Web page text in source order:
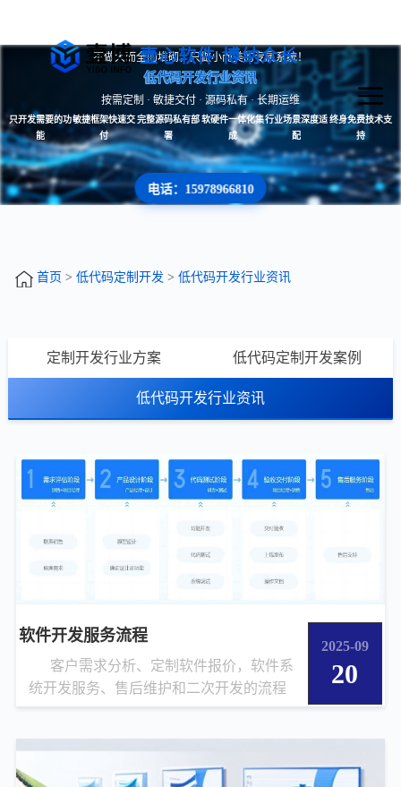
壹心软件 博纳众长
不做大而全的堆砌，只做小而美的专属系统！
低代码开发行业资讯
按需定制 · 敏捷交付 · 源码私有 · 长期运维
只开发需要的功
能
敏捷框架快速交
付
完整源码私有部
署
软硬件一体化集
成
行业场景深度适
配
终身免费技术支
持
电话：15978966810
首页 > 低代码定制开发 > 低代码开发行业资讯
定制开发行业方案 低代码定制开发案例
低代码开发行业资讯
软件开发服务流程
客户需求分析、定制软件报价，软件系
统开发服务、售后维护和二次开发的流程
2025-09
20